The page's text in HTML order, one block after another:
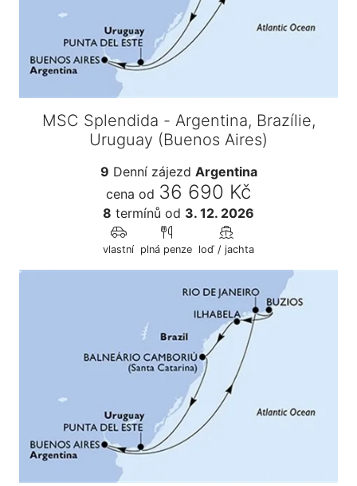
MSC Splendida - Argentina, Brazílie,
Uruguay (Buenos Aires)
9 Denní zájezd Argentina
cena od 36 690 Kč
8 termínů od 3. 12. 2026
vlastní plná penze loď / jachta